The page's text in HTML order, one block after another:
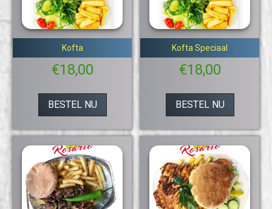
Kofta
€18,00
BESTEL NU
Kofta Speciaal
€18,00
BESTEL NU